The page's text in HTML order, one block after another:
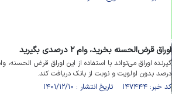
اوراق قرض‌الحسنه بخرید، وام ۲ درصدی بگیرید
درصد بدون اولویت و نوبت از بانک دریافت کند.
کد خبر: ۱۴۷۴۴۴ تاریخ انتشار : ۱۴۰۱/۱۲/۱۰